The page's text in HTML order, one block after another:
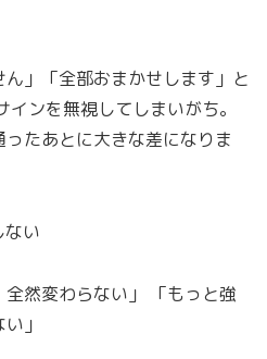
」「全部おまかせします」と
ンを無視してしまいがち。
たあとに大きな差になりま
い
全然変わらない」 「もっと強
」